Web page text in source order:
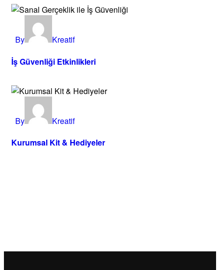
By
Kreatif
İş Güvenliği Etkinlikleri
By
Kreatif
Kurumsal Kit & Hediyeler